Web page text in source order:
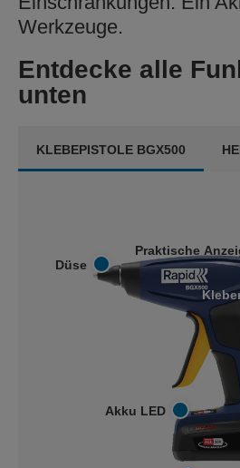
Werkzeuge.
Entdecke alle
unten
KLEBEPISTOLE BGX500
Praktische
Akku LED
Düse